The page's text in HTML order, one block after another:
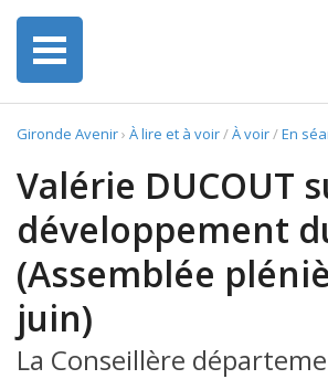
Gironde Avenir› À lire et à voir/À voir/En
Valérie DUCOUT
développement
(Assemblée
juin)
La Conseillère